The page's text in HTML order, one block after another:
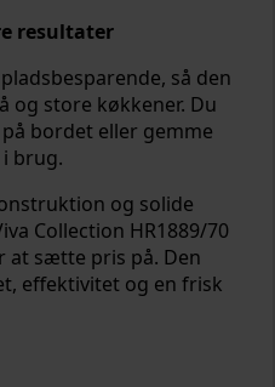
resultater
så den
og store køkkener. Du
bordet eller gemme
brug.
og solide
Collection HR1889/70
at sætte pris på. Den
effektivitet og en frisk